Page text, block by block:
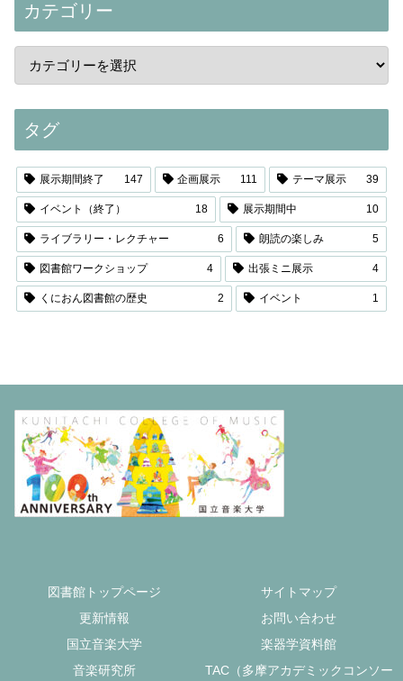
カテゴリー
タグ
展示期間終了 147 企画展示 111 テーマ展示 39
イベント（終了） 18 展示期間中 10
ライブラリー・レクチャー 6 朗読の楽しみ 5
図書館ワークショップ 4 出張ミニ展示 4
くにおん図書館の歴史 2 イベント 1
図書館トップページ
サイトマップ
更新情報
お問い合わせ
国立音楽大学
楽器学資料館
音楽研究所
TAC（多摩アカデミックコンソー